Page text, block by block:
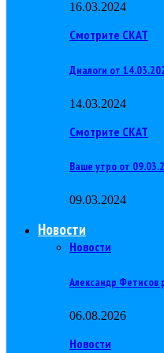
16.03.2024
Смотрите СКАТ
Диалоги от
14.03.2024
Смотрите СКАТ
Ваше утро от
09.03.2024
Новости
Новости
Александр Фетисов
06.08.2026
Новости